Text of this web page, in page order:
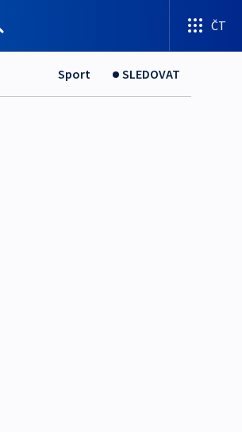
ČT
Sport SLEDOVAT